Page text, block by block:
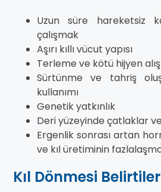
Uzun süre hareketsiz
çalışmak
Aşırı kıllı vücut yapısı
Terleme ve kötü hijyen
Sürtünme ve tahriş
kullanımı
Genetik yatkınlık
Deri yüzeyinde çatlaklar
Ergenlik sonrası artan
ve kıl üretiminin
Kıl Dönmesi